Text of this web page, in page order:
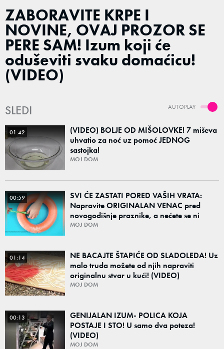
ZABORAVITE KRPE I
NOVINE, OVAJ PROZOR SE
PERE SAM! Izum koji će
oduševiti svaku domaćicu!
(VIDEO)
AUTOPLAY
SLEDI
01:42
(VIDEO) BOLJE OD MIŠOLOVKE! 7 miševa
uhvatio za noć uz pomoć JEDNOG
sastojka!
MOJ DOM
00:59
SVI ĆE ZASTATI PORED VAŠIH VRATA:
Napravite ORIGINALAN VENAC pred
novogodišnje praznike, a nećete se ni
POMUČITI!
MOJ DOM
01:14
NE BACAJTE ŠTAPIĆE OD SLADOLEDA! Uz
malo truda možete od njih napraviti
originalnu stvar u kući! (VIDEO)
MOJ DOM
00:13
GENIJALAN IZUM- POLICA KOJA
POSTAJE I STO! U samo dva poteza!
(VIDEO)
MOJ DOM